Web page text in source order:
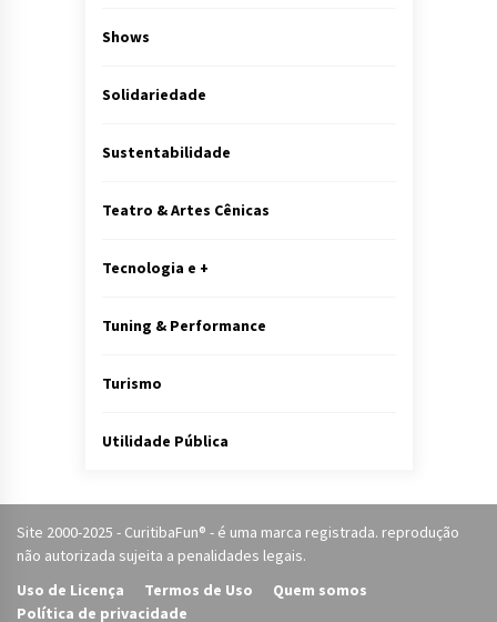
Shows
Solidariedade
Sustentabilidade
Teatro & Artes Cênicas
Tecnologia e +
Tuning & Performance
Turismo
Utilidade Pública
Site 2000-2025 - CuritibaFun® - é uma marca registrada. reprodução
não autorizada sujeita a penalidades legais.
Uso de Licença
Termos de Uso
Quem somos
Política de privacidade